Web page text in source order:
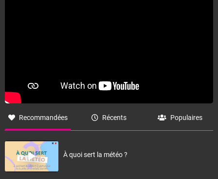
Recommandées Récents Populaires
À quoi sert la météo ?